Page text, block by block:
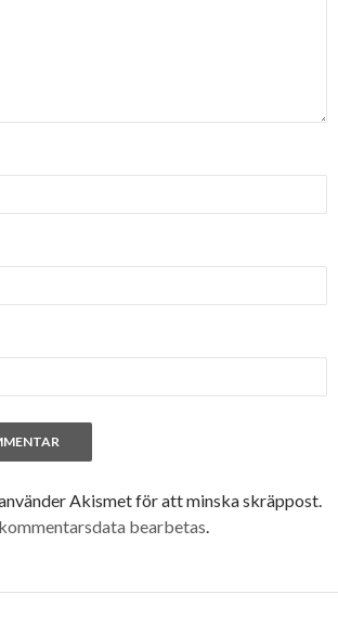
Akismet för att minska skräppost.
bearbetas.